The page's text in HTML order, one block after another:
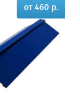
от 460 р.